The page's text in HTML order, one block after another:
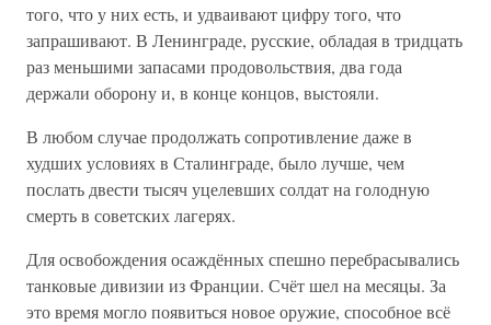
того, что у них есть, и удваивают цифру того, что
запрашивают. В Ленинграде, русские, обладая в тридцать
раз меньшими запасами продовольствия, два года
держали оборону и, в конце концов, выстояли.
В любом случае продолжать сопротивление даже в
худших условиях в Сталинграде, было лучше, чем
послать двести тысяч уцелевших солдат на голодную
смерть в советских лагерях.
Для освобождения осаждённых спешно перебрасывались
танковые дивизии из Франции. Счёт шел на месяцы. За
это время могло появиться новое оружие, способное всё